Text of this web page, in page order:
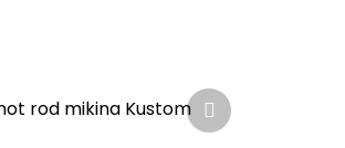
rod mikina Kustom
Další
produkt